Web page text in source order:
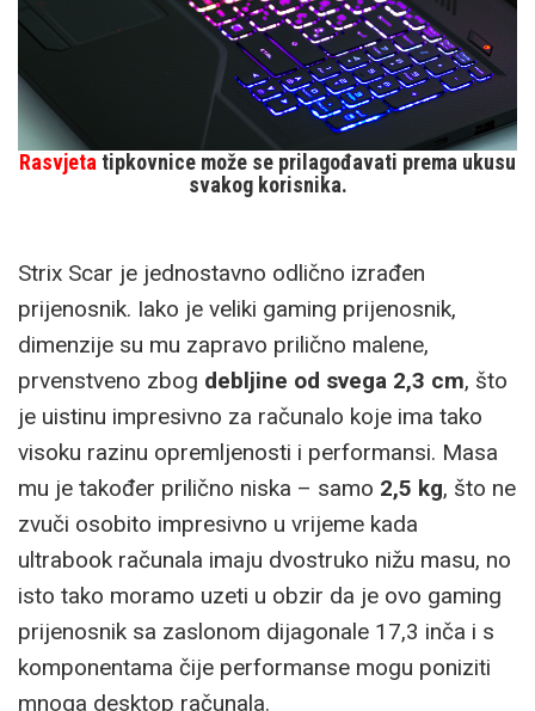
Rasvjeta tipkovnice može se prilagođavati prema ukusu
svakog korisnika.
Strix Scar je jednostavno odlično izrađen
prijenosnik. Iako je veliki gaming prijenosnik,
dimenzije su mu zapravo prilično malene,
prvenstveno zbog debljine od svega 2,3 cm, što
je uistinu impresivno za računalo koje ima tako
visoku razinu opremljenosti i performansi. Masa
mu je također prilično niska – samo 2,5 kg, što ne
zvuči osobito impresivno u vrijeme kada
ultrabook računala imaju dvostruko nižu masu, no
isto tako moramo uzeti u obzir da je ovo gaming
prijenosnik sa zaslonom dijagonale 17,3 inča i s
komponentama čije performanse mogu poniziti
mnoga desktop računala.